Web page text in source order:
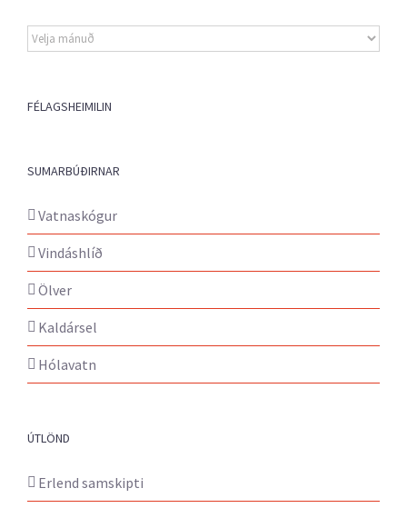
Eldri
fréttir
FÉLAGSHEIMILIN
SUMARBÚÐIRNAR
Vatnaskógur
Vindáshlíð
Ölver
Kaldársel
Hólavatn
ÚTLÖND
Erlend samskipti